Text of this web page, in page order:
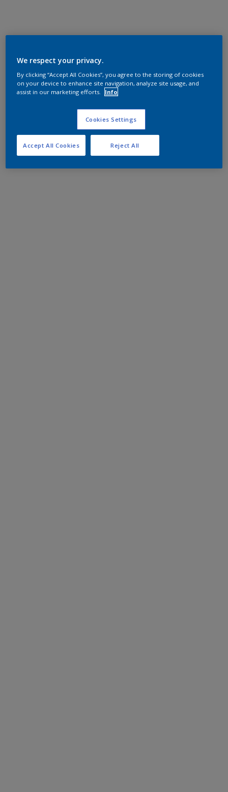
We respect your privacy.
By clicking “Accept All Cookies”, you agree to the storing of cookies
on your device to enhance site navigation, analyze site usage, and
assist in our marketing efforts.
Info
Cookies Settings
Reject All
Accept All Cookies